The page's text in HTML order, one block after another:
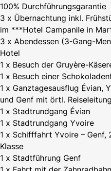
100% Durchführungsgarantie
3 x Übernachtung inkl.
im ***Hotel Campanile in
3 x Abendessen (3-Gang-
Hotel
1 x Besuch der Gruyère-
1 x Besuch einer
1 x Ganztagesausflug Évian,
und Genf mit örtl. Reiseleitung
1 x Stadtrundgang Évian
1 x Stadtrundgang Yvoire
1 x Schifffahrt Yvoire – Genf,
Klasse
1 x Stadtführung Genf